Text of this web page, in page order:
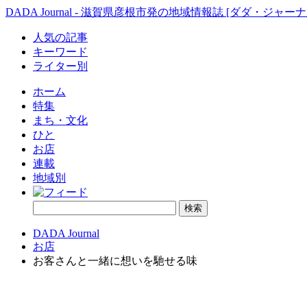
DADA Journal - 滋賀県彦根市発の地域情報誌 [ダダ・ジャー
人気の記事
キーワード
ライター別
ホーム
特集
まち・文化
ひと
お店
連載
地域別
DADA Journal
お店
お客さんと一緒に想いを馳せる味